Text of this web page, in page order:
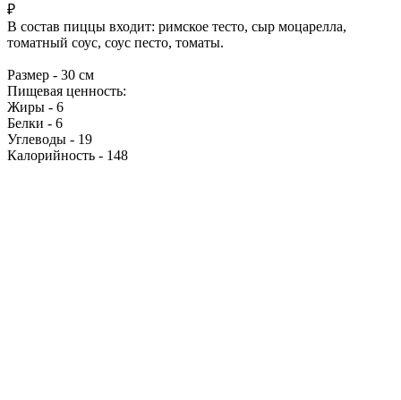
₽
В состав пиццы входит: римское тесто, сыр моцарелла,
томатный соус, соус песто, томаты.
Размер - 30 см
Пищевая ценность:
Жиры - 6
Белки - 6
Углеводы - 19
Калорийность - 148